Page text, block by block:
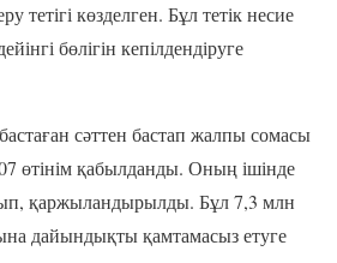
тетігі көзделген. Бұл тетік несие
бөлігін кепілдендіруге
сәттен бастап жалпы сомасы
өтінім қабылданды. Оның ішінде
қаржыландырылды. Бұл 7,3 млн
дайындықты қамтамасыз етуге